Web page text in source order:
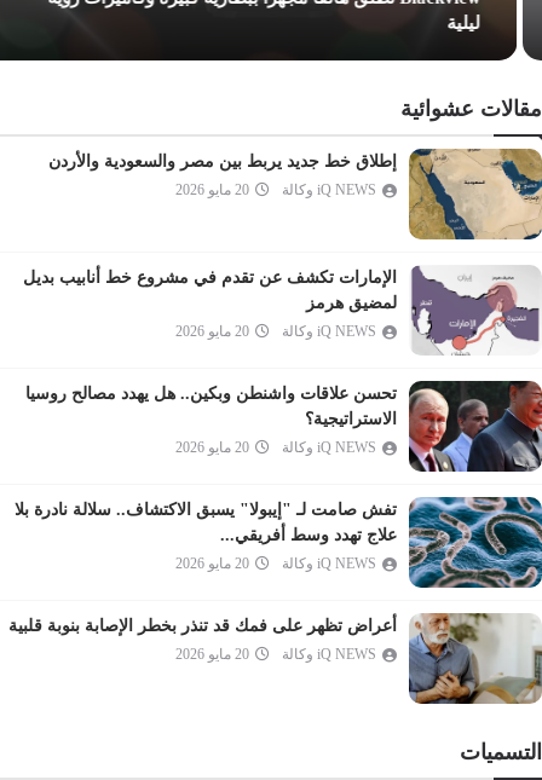
التحريم
الحاقة
المعارج
الجن
المزمل
المدثر
القيامة
المرسلات
النبأ
عبس
التكوير
الانفطار
المطففين
الانشقاق
البروج
ليلية
مقالات عشوائية
إطلاق خط جديد يربط بين مصر والسعودية والأردن
iQ NEWS وكالة 20 مايو 2026
الإمارات تكشف عن تقدم في مشروع خط أنابيب بديل
لمضيق هرمز
iQ NEWS وكالة 20 مايو 2026
تحسن علاقات واشنطن وبكين.. هل يهدد مصالح روسيا
الاستراتيجية؟
iQ NEWS وكالة 20 مايو 2026
تفش صامت لـ "إيبولا" يسبق الاكتشاف.. سلالة نادرة بلا
علاج تهدد وسط أفريقي...
iQ NEWS وكالة 20 مايو 2026
أعراض تظهر على فمك قد تنذر بخطر الإصابة بنوبة قلبية
iQ NEWS وكالة 20 مايو 2026
التسميات